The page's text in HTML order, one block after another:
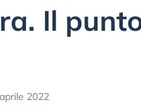
Il
2022